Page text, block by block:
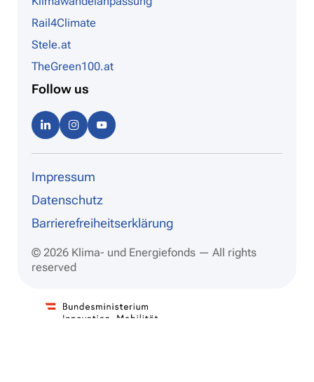
Rail4Climate
Stele.at
TheGreen100.at
Follow us
Linke
dIn
Instag
ram be
Impressum
Datenschutz
Barrierefreiheitserklärung
© 2026 Klima- und Energiefonds — All rights
reserved